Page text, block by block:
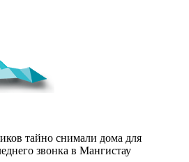
тайно снимали дома для
звонка в Мангистау